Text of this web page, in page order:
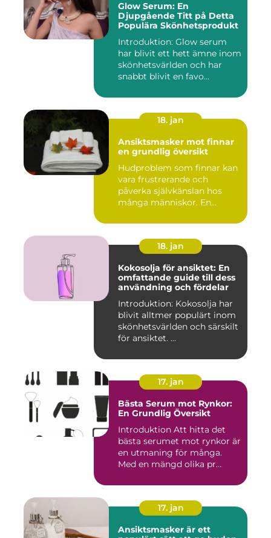
Glow Serum: En
Djupgående Titt på Detta
Populära Skönhetsprodukt
Introduktion: Glow serum
har blivit ett hett ämne inom
skönhetsvärlden och har
snabbt blivit en favo...
18. jan
Ansiktsmasker mot finnar
en grundlig översikt
Hudproblem som finnar kan
vara frustrerande och
påverka självkänslan hos
många människor. En
18. jan
Kokosolja för ansiktet: En
omfattande guide till dess
användning och fördelar
Introduktion: Kokosolja har
blivit alltmer populärt inom
skönhetsvärlden och särskilt
för ansiktet. ...
17. jan
Bästa Serum mot Rynkor:
En Grundlig Översikt
Introduktion Att hitta det
bästa serumet mot rynkor är
en utmaning för många.
Med en mängd olika pr...
17. jan
Ansiktsmasker är ett